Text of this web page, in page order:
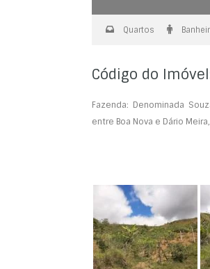
Quartos
Código do
Fazenda: Denominada
entre Boa Nova e Dário